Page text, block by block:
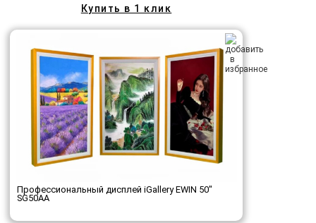
Купить в 1 клик
Профессиональный дисплей iGallery EWIN 50"
SG50AA